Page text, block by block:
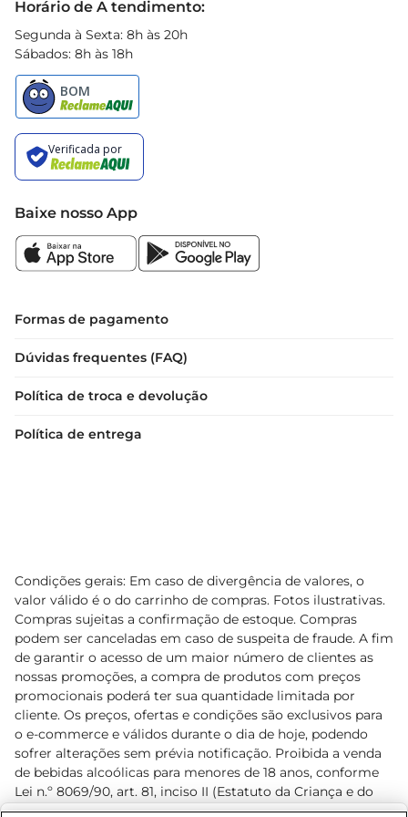
Horário de A tendimento:
Segunda à Sexta: 8h às 20h
Sábados: 8h às 18h
Baixe nosso App
Formas de pagamento
Dúvidas frequentes (FAQ)
Política de troca e devolução
Política de entrega
Condições gerais: Em caso de divergência de valores, o
valor válido é o do carrinho de compras. Fotos ilustrativas.
Compras sujeitas a confirmação de estoque. Compras
podem ser canceladas em caso de suspeita de fraude. A fim
de garantir o acesso de um maior número de clientes as
nossas promoções, a compra de produtos com preços
promocionais poderá ter sua quantidade limitada por
cliente. Os preços, ofertas e condições são exclusivos para
o e-commerce e válidos durante o dia de hoje, podendo
sofrer alterações sem prévia notificação. Proibida a venda
de bebidas alcoólicas para menores de 18 anos, conforme
Lei n.º 8069/90, art. 81, inciso II (Estatuto da Criança e do
Adolescente). Preços e condições exclusivos para o